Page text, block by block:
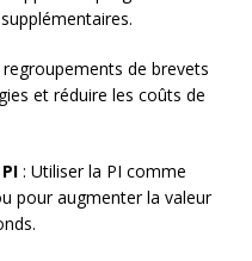
de brevets
et réduire les coûts de
: Utiliser la PI comme
pour augmenter la valeur